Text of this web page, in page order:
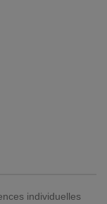
individuelles